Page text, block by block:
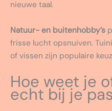
nieuwe taal.
Natuur- en buitenhobby’s
frisse lucht opsnuiven.
of vissen zijn populaire
Hoe weet je
echt bij je